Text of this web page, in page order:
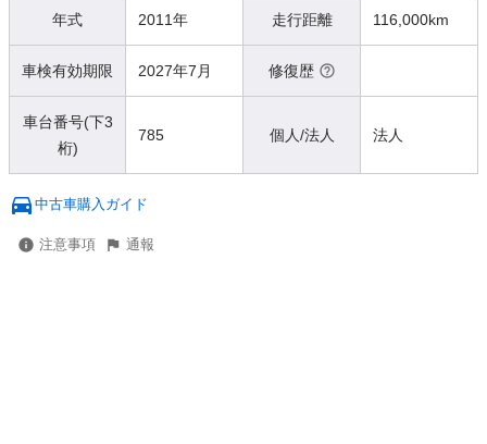
年式 2011年 走行距離 116,000km
車検有効期限 2027年7月 修復歴
車台番号(下3
桁)
785 個人/法人 法人
中古車購入ガイド
注意事項 通報